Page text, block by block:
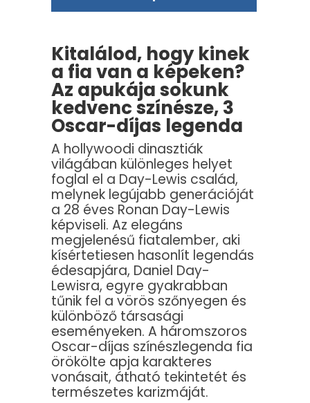
Kitalálod, hogy kinek
a fia van a képeken?
Az apukája sokunk
kedvenc színésze, 3
Oscar-díjas legenda
A hollywoodi dinasztiák
világában különleges helyet
foglal el a Day-Lewis család,
melynek legújabb generációját
a 28 éves Ronan Day-Lewis
képviseli. Az elegáns
megjelenésű fiatalember, aki
kísértetiesen hasonlít legendás
édesapjára, Daniel Day-
Lewisra, egyre gyakrabban
tűnik fel a vörös szőnyegen és
különböző társasági
eseményeken. A háromszoros
Oscar-díjas színészlegenda fia
örökölte apja karakteres
vonásait, átható tekintetét és
természetes karizmáját.